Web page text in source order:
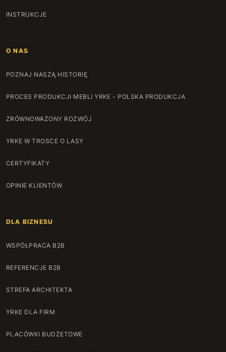
INSTRUKCJE
O NAS
POZNAJ NASZĄ HISTORIĘ
PROCES PRODUKCJI MEBLI YRKE - POLSKA PRODUKCJA
ZRÓWNOWAŻONY ROZWÓJ
YRKE W TROSCE O LASY
CERTYFIKATY
OPINIE KLIENTÓW
DLA BIZNESU
WSPÓŁPRACA B2B
REFERENCJE B2B
STREFA ARCHITEKTA
YRKE DLA FIRM
PLACÓWKI BUDŻETOWE